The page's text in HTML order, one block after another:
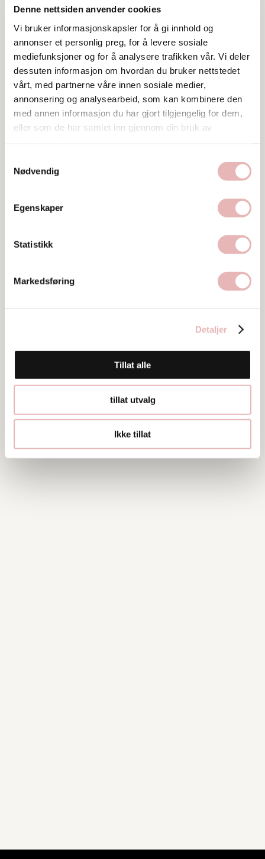
Denne nettsiden anvender cookies
Vi bruker informasjonskapsler for å gi innhold og
annonser et personlig preg, for å levere sosiale
mediefunksjoner og for å analysere trafikken vår. Vi deler
dessuten informasjon om hvordan du bruker nettstedet
vårt, med partnerne våre innen sosiale medier,
annonsering og analysearbeid, som kan kombinere den
med annen informasjon du har gjort tilgjengelig for dem,
eller som de har samlet inn gjennom din bruk av
Nødvendig
Egenskaper
Statistikk
Markedsføring
Detaljer
Tillat alle
tillat utvalg
Ikke tillat
Tar BYENgavekortet
Skansegata 1, 4006 Stavanger
Besøk nettside
51867000